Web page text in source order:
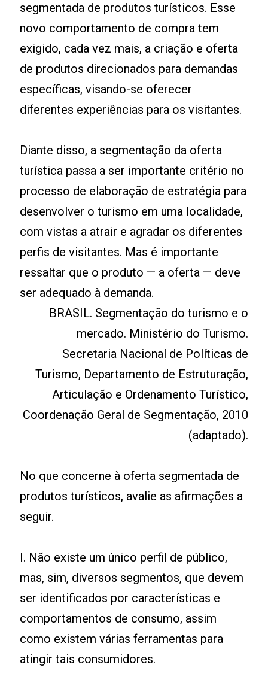
segmentada de produtos turísticos. Esse
novo comportamento de compra tem
exigido, cada vez mais, a criação e oferta
de produtos direcionados para demandas
específicas, visando-se oferecer
diferentes experiências para os visitantes.
Diante disso, a segmentação da oferta
turística passa a ser importante critério no
processo de elaboração de estratégia para
desenvolver o turismo em uma localidade,
com vistas a atrair e agradar os diferentes
perfis de visitantes. Mas é importante
ressaltar que o produto — a oferta — deve
ser adequado à demanda.
BRASIL. Segmentação do turismo e o
mercado. Ministério do Turismo.
Secretaria Nacional de Políticas de
Turismo, Departamento de Estruturação,
Articulação e Ordenamento Turístico,
Coordenação Geral de Segmentação, 2010
(adaptado).
No que concerne à oferta segmentada de
produtos turísticos, avalie as afirmações a
seguir.
I. Não existe um único perfil de público,
mas, sim, diversos segmentos, que devem
ser identificados por características e
comportamentos de consumo, assim
como existem várias ferramentas para
atingir tais consumidores.